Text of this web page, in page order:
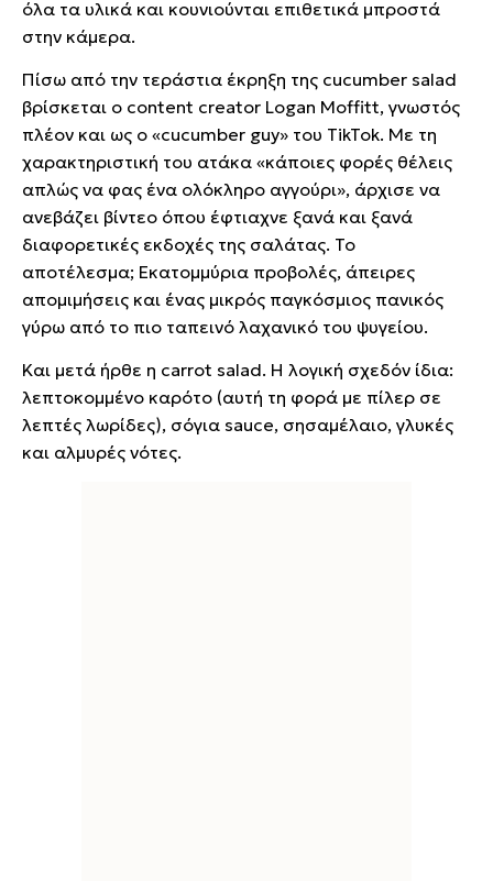
όλα τα υλικά και κουνιούνται επιθετικά μπροστά
στην κάμερα.
Πίσω από την τεράστια έκρηξη της cucumber salad
βρίσκεται ο content creator Logan Moffitt, γνωστός
πλέον και ως ο «cucumber guy» του TikTok. Με τη
χαρακτηριστική του ατάκα «κάποιες φορές θέλεις
απλώς να φας ένα ολόκληρο αγγούρι», άρχισε να
ανεβάζει βίντεο όπου έφτιαχνε ξανά και ξανά
διαφορετικές εκδοχές της σαλάτας. Το
αποτέλεσμα; Εκατομμύρια προβολές, άπειρες
απομιμήσεις και ένας μικρός παγκόσμιος πανικός
γύρω από το πιο ταπεινό λαχανικό του ψυγείου.
Και μετά ήρθε η carrot salad. Η λογική σχεδόν ίδια:
λεπτοκομμένο καρότο (αυτή τη φορά με πίλερ σε
λεπτές λωρίδες), σόγια sauce, σησαμέλαιο, γλυκές
και αλμυρές νότες.